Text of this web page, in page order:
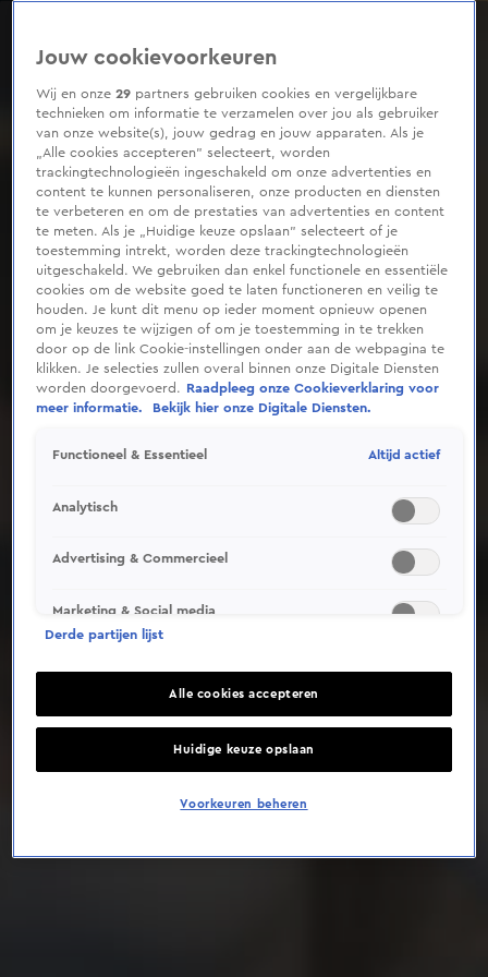
Deze video is niet beschikbaar op je huidige locatie
Jouw cookievoorkeuren
Wij en onze29 partners gebruiken cookies en vergelijkbare
technieken om informatie te verzamelen over jou als gebruiker
van onze website(s), jouw gedrag en jouw apparaten. Als je
„Alle cookies accepteren” selecteert, worden
trackingtechnologieën ingeschakeld om onze advertenties en
content te kunnen personaliseren, onze producten en diensten
te verbeteren en om de prestaties van advertenties en content
te meten. Als je „Huidige keuze opslaan” selecteert of je
toestemming intrekt, worden deze trackingtechnologieën
uitgeschakeld. We gebruiken dan enkel functionele en essentiële
cookies om de website goed te laten functioneren en veilig te
houden. Je kunt dit menu op ieder moment opnieuw openen
om je keuzes te wijzigen of om je toestemming in te trekken
door op de link Cookie-instellingen onder aan de webpagina te
klikken. Je selecties zullen overal binnen onze Digitale Diensten
worden doorgevoerd.
Raadpleeg onze Cookieverklaring voor
meer informatie.
Bekijk hier onze Digitale Diensten.
Functioneel & Essentieel Altijd actief
Analytisch
Advertising & Commercieel
Marketing & Social media
Derde partijen lijst
Alle cookies accepteren
Huidige keuze opslaan
Voorkeuren beheren